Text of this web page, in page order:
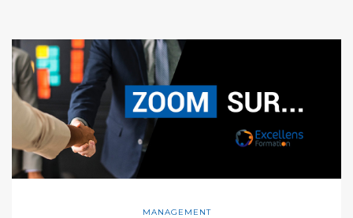
MANAGEMENT